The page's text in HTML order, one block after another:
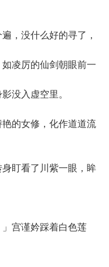
，没什么好的寻了，
凌厉的仙剑朝眼前一
没入虚空里。
的女修，化作道道流
盯看了川紫一眼，眸
宫谨妗踩着白色莲